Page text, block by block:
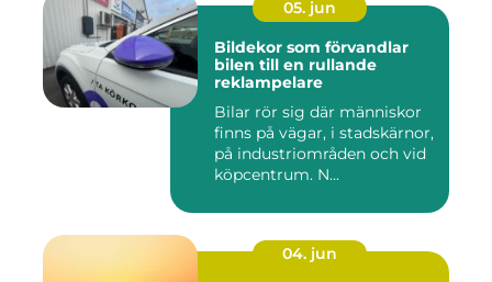
05. jun
Bildekor som förvandlar
bilen till en rullande
reklampelare
Bilar rör sig där människor
finns på vägar, i stadskärnor,
på industriområden och vid
köpcentrum. N...
04. jun